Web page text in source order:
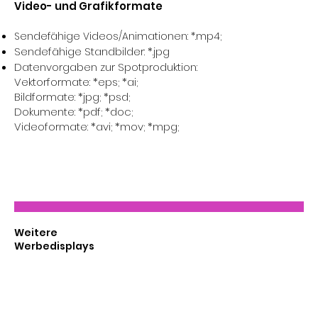
Video- und Grafikformate
Sendefähige Videos/Animationen: *.mp4;
Sendefähige Standbilder: *.jpg
Datenvorgaben zur Spotproduktion:
Vektorformate: *eps; *ai;
Bildformate: *jpg; *psd;
Dokumente: *pdf; *doc;
Videoformate: *avi; *mov; *mpg;
Weitere
Werbedisplays